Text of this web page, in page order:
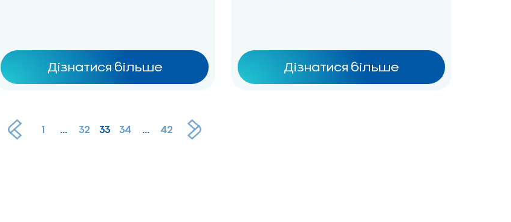
ініціатива? “Лайфхаки з грядки” – це […]
Дізнатися більше
агросфері. S — Sustainable / сталість E
— Empowering / сила E — Ethic […]
Дізнатися більше
1 ... 32 33 34 ... 42